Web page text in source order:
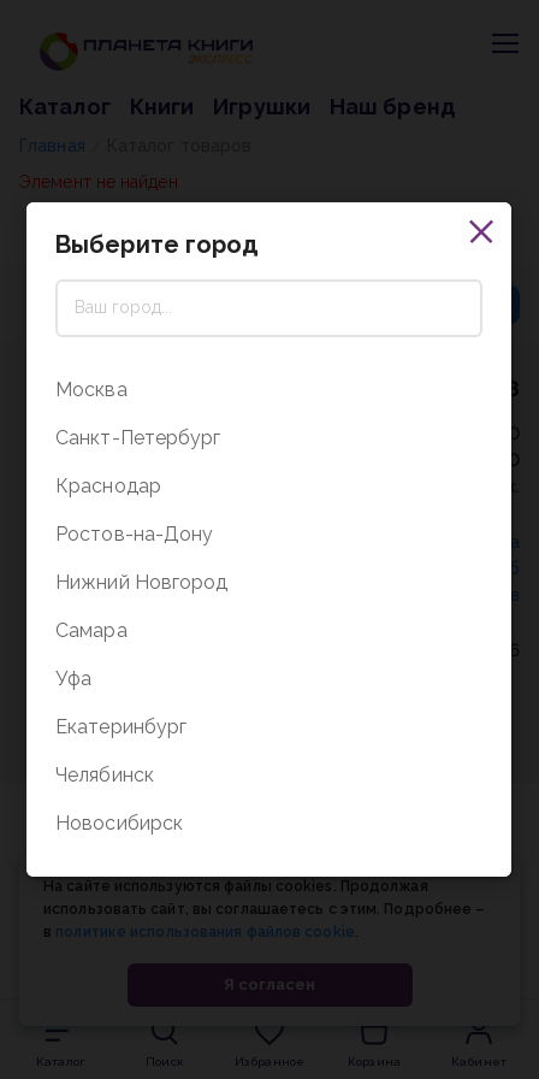
Каталог Книги Игрушки Наш бренд
Главная
Элемент не найден
8 (800) 5000-338
Режим работы - 9:30-20:00
в выходные и праздники - 10:00-19:00
без перерыва и выходных.
Политика конфиденциальности
СОГЛАСИЕ на
Соглашение об
использовании cookie-файлов
© Планета книги, 1998-2026
Каталог Поиск Избранное Корзина Кабинет
На сайте используются файлы cookies. Продолжая
использовать сайт, вы соглашаетесь с этим. Подробнее –
в политике использования файлов cookie.
Я согласен
Выберите город
Москва
Санкт-Петербург
Краснодар
Ростов-на-Дону
Нижний Новгород
Самара
Уфа
Екатеринбург
Челябинск
Новосибирск